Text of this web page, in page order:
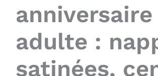
anniversaire
adulte :
satinées,